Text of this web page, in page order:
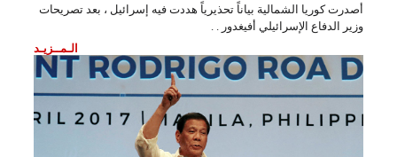
أصدرت كوريا الشمالية بياناً تحذيرياً هددت فيه إسرائيل ، بعد تصريحات
وزير الدفاع الإسرائيلي أفيغدور . .
الـمــزيـد